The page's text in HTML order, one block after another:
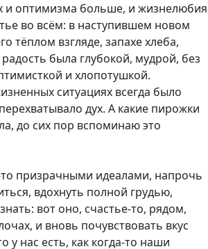
оптимизма больше, и жизнелюбия
во всём: в наступившем новом
тёплом взгляде, запахе хлеба,
была глубокой, мудрой, без
и хлопотушкой.
ситуациях всегда было
дух. А какие пирожки
до сих пор вспоминаю это
призрачными идеалами, напрочь
вдохнуть полной грудью,
вот оно, счастье-то, рядом,
и вновь почувствовать вкус
у нас есть, как когда-то наши